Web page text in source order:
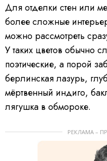
Для отделки стен или
более сложные
можно рассмотреть
У таких цветов обычно
поэтические, а порой
берлинская лазурь,
мёртвенный индиго,
лягушка в обмороке.
РЕКЛАМА –